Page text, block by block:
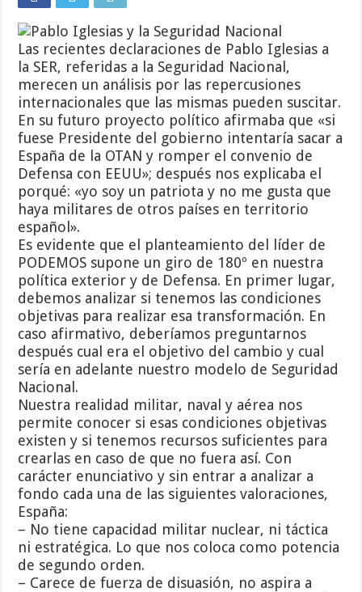
Las recientes declaraciones de Pablo Iglesias a
la SER, referidas a la Seguridad Nacional,
merecen un análisis por las repercusiones
internacionales que las mismas pueden suscitar.
En su futuro proyecto político afirmaba que «si
fuese Presidente del gobierno intentaría sacar a
España de la OTAN y romper el convenio de
Defensa con EEUU»; después nos explicaba el
porqué: «yo soy un patriota y no me gusta que
haya militares de otros países en territorio
español».
Es evidente que el planteamiento del líder de
PODEMOS supone un giro de 180º en nuestra
política exterior y de Defensa. En primer lugar,
debemos analizar si tenemos las condiciones
objetivas para realizar esa transformación. En
caso afirmativo, deberíamos preguntarnos
después cual era el objetivo del cambio y cual
sería en adelante nuestro modelo de Seguridad
Nacional.
Nuestra realidad militar, naval y aérea nos
permite conocer si esas condiciones objetivas
existen y si tenemos recursos suficientes para
crearlas en caso de que no fuera así. Con
carácter enunciativo y sin entrar a analizar a
fondo cada una de las siguientes valoraciones,
España:
– No tiene capacidad militar nuclear, ni táctica
ni estratégica. Lo que nos coloca como potencia
de segundo orden.
– Carece de fuerza de disuasión, no aspira a